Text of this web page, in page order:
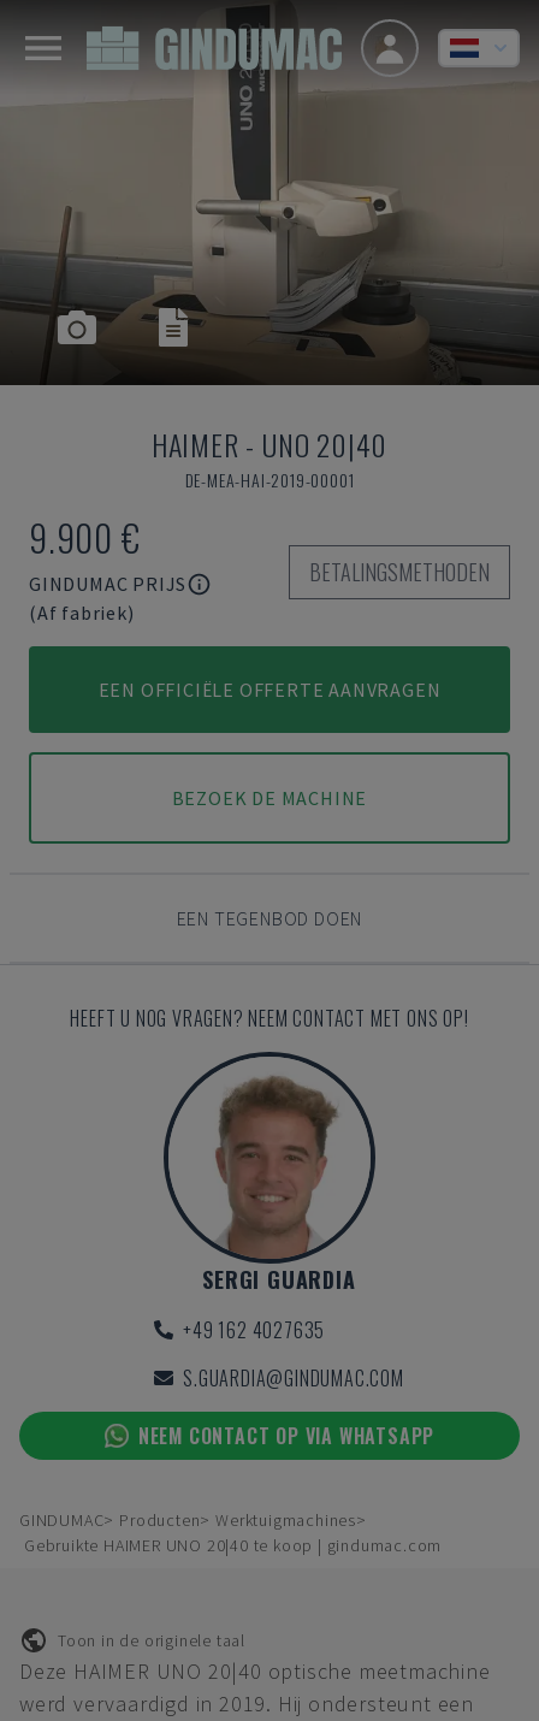
HAIMER - UNO 20|40
DE-MEA-HAI-2019-00001
9.900 €
GINDUMAC PRIJS
(Af fabriek)
BETALINGSMETHODEN
EEN OFFICIËLE OFFERTE AANVRAGEN
BEZOEK DE MACHINE
EEN TEGENBOD DOEN
HEEFT U NOG VRAGEN? NEEM CONTACT MET ONS OP!
SERGI GUARDIA
+49 162 4027635
S.GUARDIA@GINDUMAC.COM
NEEM CONTACT OP VIA WHATSAPP
GINDUMAC Producten
Werktuigmachines
Gebruikte HAIMER UNO 20|40 te koop | gindumac.com
Toon in de originele taal
Deze HAIMER UNO 20|40 optische meetmachine
werd vervaardigd in 2019. Hij ondersteunt een